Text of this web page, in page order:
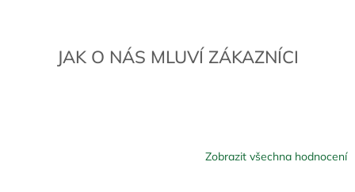
JAK O NÁS MLUVÍ ZÁKAZNÍCI
Zobrazit všechna hodnocení